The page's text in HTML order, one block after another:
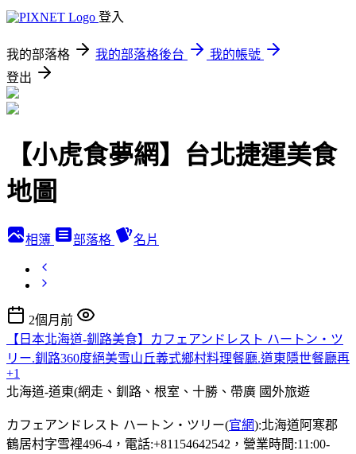
登入
我的部落格 我的部落格後台
我的帳號
登出
【小虎食夢網】台北捷運美食
地圖
相簿 部落格 名片
2個月前
【日本北海道-釧路美食】カフェアンドレスト ハートン・ツ
リー.釧路360度絕美雪山丘義式鄉村料理餐廳.道東隱世餐廳再
+1
北海道-道東(網走、釧路、根室、十勝、帶廣 國外旅遊
カフェアンドレスト ハートン・ツリー(官網):北海道阿寒郡
鶴居村字雪裡496-4，電話:+81154642542，營業時間:11:00-